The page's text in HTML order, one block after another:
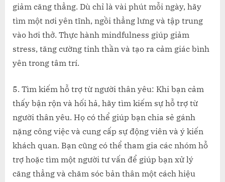
giảm căng thẳng. Dù chỉ là vài phút mỗi ngày, hãy
tìm một nơi yên tĩnh, ngồi thẳng lưng và tập trung
vào hơi thở. Thực hành mindfulness giúp giảm
stress, tăng cường tinh thần và tạo ra cảm giác bình
yên trong tâm trí.
5. Tìm kiếm hỗ trợ từ người thân yêu: Khi bạn cảm
thấy bận rộn và hối hả, hãy tìm kiếm sự hỗ trợ từ
người thân yêu. Họ có thể giúp bạn chia sẻ gánh
nặng công việc và cung cấp sự động viên và ý kiến
khách quan. Bạn cũng có thể tham gia các nhóm hỗ
trợ hoặc tìm một người tư vấn để giúp bạn xử lý
căng thẳng và chăm sóc bản thân một cách hiệu